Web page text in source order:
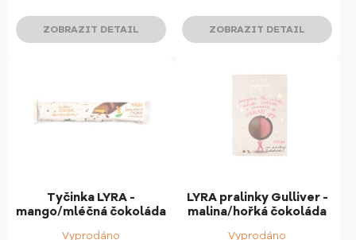
ZOBRAZIT DETAIL ZOBRAZIT DETAIL
Tyčinka LYRA -
mango/mléčná čokoláda
Vyprodáno
LYRA pralinky Gulliver -
malina/hořká čokoláda
Vyprodáno